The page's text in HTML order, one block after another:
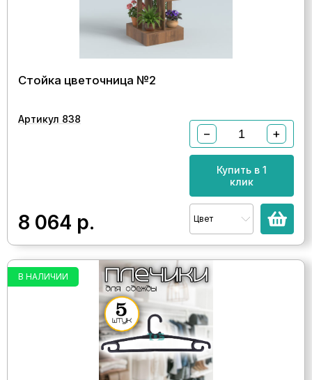
Стойка цветочница №2
Артикул 838
8 064 р.
− +
Купить в 1
клик
Цвет
В НАЛИЧИИ